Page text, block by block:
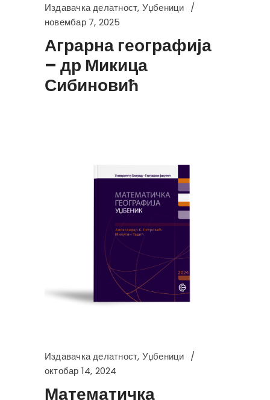
Издавачка делатност, Уџбеници
новембар 7, 2025
Аграрна географија
– др Микица
Сибиновић
Издавачка делатност, Уџбеници
октобар 14, 2024
Математичка